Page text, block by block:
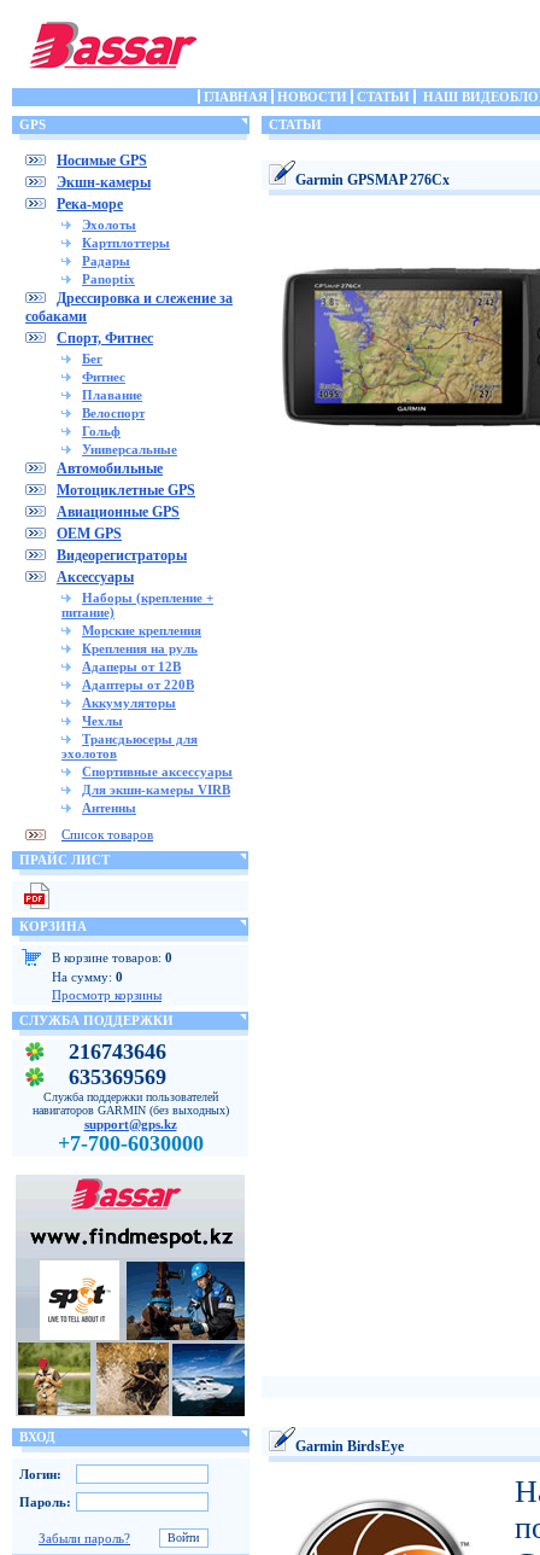
ГЛАВНАЯ НОВОСТИ СТАТЬИ
НАШ
GPS
Носимые GPS
Экшн-камеры
Река-море
Эхолоты
Картплоттеры
Радары
Panoptix
Дрессировка и слежение за
собаками
Спорт, Фитнес
Бег
Фитнес
Плавание
Велоспорт
Гольф
Универсальные
Автомобильные
Мотоциклетные GPS
Авиационные GPS
OEM GPS
Видеорегистраторы
Аксессуары
Наборы (крепление +
питание)
Морские крепления
Крепления на руль
Адаперы от 12В
Адаптеры от 220В
Аккумуляторы
Чехлы
Трансдьюсеры для
эхолотов
Спортивные аксессуары
Для экшн-камеры VIRB
Антенны
Список товаров
ПРАЙС ЛИСТ
КОРЗИНА
В корзине товаров: 0
На сумму: 0
Просмотр корзины
СЛУЖБА ПОДДЕРЖКИ
216743646
635369569
Служба поддержки пользователей
навигаторов GARMIN (без выходных)
support@gps.kz
+7-700-6030000
ВХОД
Логин:
Пароль:
Забыли пароль?
СТАТЬИ
Garmin GPSMAP 276Cx
Garmin BirdsEye